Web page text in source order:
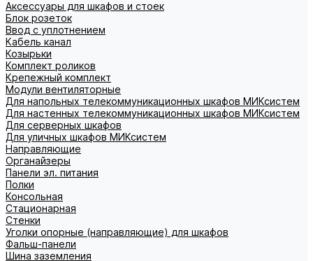
Аксессуары для шкафов и стоек
Блок розеток
Ввод с уплотнением
Кабель канал
Козырьки
Комплект роликов
Крепежный комплект
Модули вентиляторные
Для напольных телекоммуникационных шкафов МИКсистем
Для настенных телекоммуникационных шкафов МИКсистем
Для серверных шкафов
Для уличных шкафов МИКсистем
Направляющие
Органайзеры
Панели эл. питания
Полки
Консольная
Стационарная
Стенки
Уголки опорные (направляющие) для шкафов
Фальш-панели
Шина заземления